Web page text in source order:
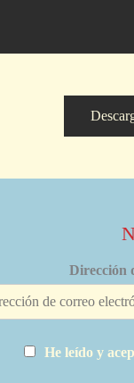
Dirección
He leído y